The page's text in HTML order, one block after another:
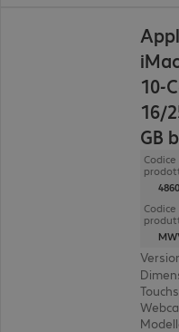
10-
16/
GB
Codice
Codice